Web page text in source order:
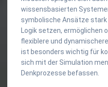
wissensbasierten
symbolische Ansätze stark
Logik setzen, ermöglichen
flexiblere und
ist besonders wichtig für
sich mit der Simulation
Denkprozesse befassen.